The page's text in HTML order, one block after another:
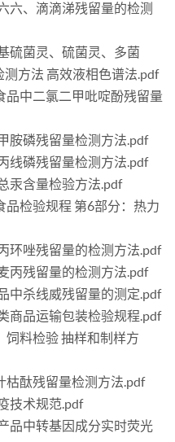
六、滴滴涕残留量的检测
硫菌灵、硫菌灵、多菌
方法 高效液相色谱法.pdf
品中二氯二甲吡啶酚残留量
胺磷残留量检测方法.pdf
线磷残留量检测方法.pdf
汞含量检验方法.pdf
品检验规程 第6部分：热力
环唑残留量的检测方法.pdf
丙残留量的检测方法.pdf
中杀线威残留量的测定.pdf
商品运输包装检验规程.pdf
饲料检验 抽样和制样方
枯酞残留量检测方法.pdf
技术规范.pdf
品中转基因成分实时荧光